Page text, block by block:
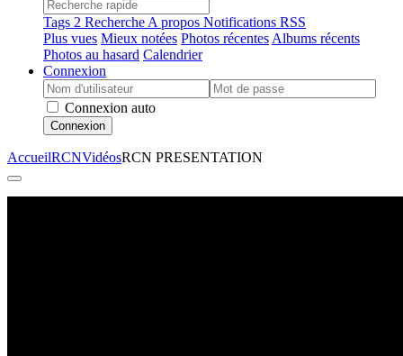
Tags 2 Recherche A propos Notifications RSS
Plus vues Mieux notées Photos récentes Albums récents
Photos au hasard Calendrier
Connexion
Connexion auto
Connexion
AccueilRCNVidéosRCN PRESENTATION